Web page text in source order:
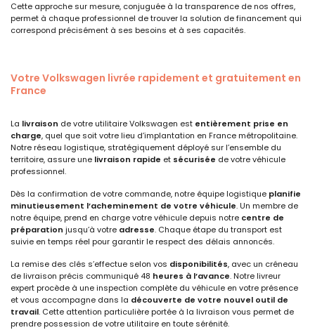
Cette approche sur mesure, conjuguée à la transparence de nos offres,
permet à chaque professionnel de trouver la solution de financement qui
correspond précisément à ses besoins et à ses capacités.
Votre Volkswagen livrée rapidement et gratuitement en
France
La livraison de votre utilitaire Volkswagen est entièrement prise en
charge, quel que soit votre lieu d’implantation en France métropolitaine.
Notre réseau logistique, stratégiquement déployé sur l’ensemble du
territoire, assure une livraison rapide et sécurisée de votre véhicule
professionnel.
Dès la confirmation de votre commande, notre équipe logistique planifie
minutieusement l’acheminement de votre véhicule. Un membre de
notre équipe, prend en charge votre véhicule depuis notre centre de
préparation jusqu’à votre adresse. Chaque étape du transport est
suivie en temps réel pour garantir le respect des délais annoncés.
La remise des clés s’effectue selon vos disponibilités, avec un créneau
de livraison précis communiqué 48 heures à l’avance. Notre livreur
expert procède à une inspection complète du véhicule en votre présence
et vous accompagne dans la découverte de votre nouvel outil de
travail. Cette attention particulière portée à la livraison vous permet de
prendre possession de votre utilitaire en toute sérénité.